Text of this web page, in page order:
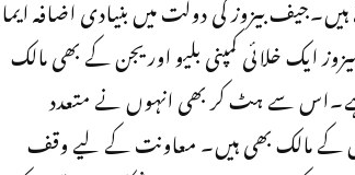
خلائی کمپنی بلیو اوریجن کے بھی مالک
ہے۔اس سے ہٹ کر بھی انہوں نے متعدد
کے مالک بھی ہیں۔ معاونت کے لیے وقف